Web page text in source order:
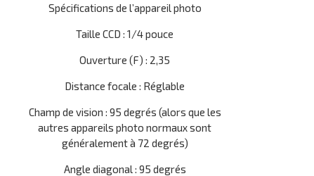
Spécifications de l’appareil photo
Taille CCD : 1/4 pouce
Ouverture (F) : 2,35
Distance focale : Réglable
Champ de vision : 95 degrés (alors que les
autres appareils photo normaux sont
généralement à 72 degrés)
Angle diagonal : 95 degrés